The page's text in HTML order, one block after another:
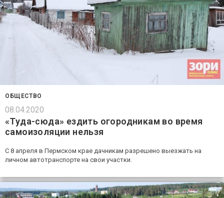
ОБЩЕСТВО
08.04.2020
«Туда-сюда» ездить огородникам во время
самоизоляции нельзя
С 8 апреля в Пермском крае дачникам разрешено выезжать на
личном автотранспорте на свои участки.